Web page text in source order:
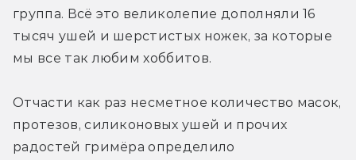
группа. Всё это великолепие дополняли 16
тысяч ушей и шерстистых ножек, за которые
мы все так любим хоббитов.
Отчасти как раз несметное количество масок,
протезов, силиконовых ушей и прочих
радостей гримёра определило